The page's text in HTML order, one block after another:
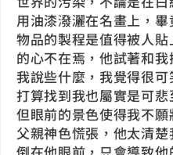
用油漆潑灑在名畫上，
物品的製程是值得被人
的心不在焉，他試著和
我說些什麼，我覺得很
打算找到我也屬實是可
但眼前的景色使得我不
父親神色慌張，他太清